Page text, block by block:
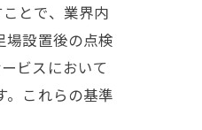
とで、業界内
場設置後の点検
ビスにおいて
。これらの基準